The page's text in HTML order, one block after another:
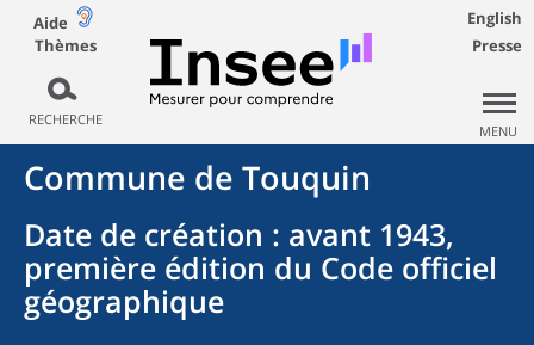
Aide
Thèmes
RECHERCHE
English
Presse
MENU
Commune de Touquin
Date de création : avant 1943,
première édition du Code officiel
géographique